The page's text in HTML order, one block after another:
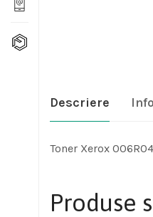
Descriere
Toner Xerox
Produse